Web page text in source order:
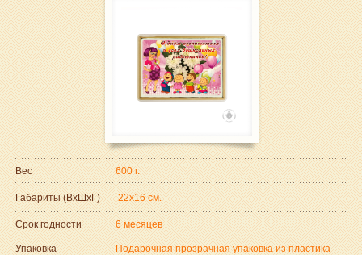
Вес 600 г.
Габариты (ВxШxГ) 22x16 см.
Срок годности 6 месяцев
Упаковка Подарочная прозрачная упаковка из пластика